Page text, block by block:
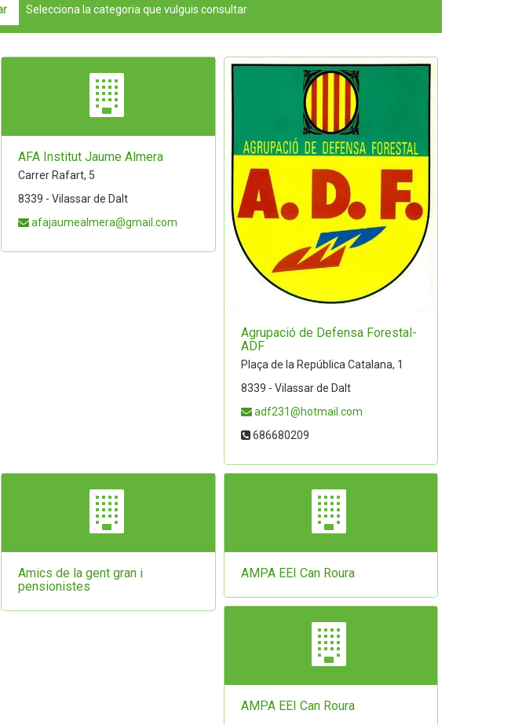
Selecciona la categoria que vulguis consultar
AFA Institut Jaume Almera
Carrer Rafart, 5
8339 - Vilassar de Dalt
afajaumealmera@gmail.com
Agrupació de Defensa Forestal-
ADF
Plaça de la República Catalana, 1
8339 - Vilassar de Dalt
adf231@hotmail.com
686680209
Amics de la gent gran i
pensionistes
AMPA EEI Can Roura
AMPA EEI Can Roura